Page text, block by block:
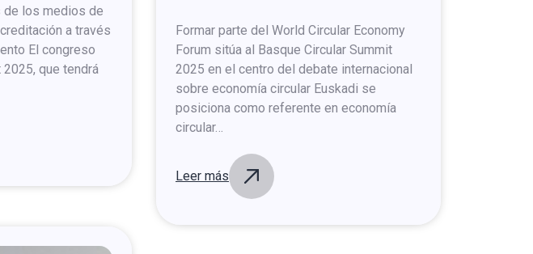
los medios de
a través
El congreso
2025, que tendrá
Formar parte del World Circular Economy
Forum sitúa al Basque Circular Summit
2025 en el centro del debate internacional
sobre economía circular Euskadi se
posiciona como referente en economía
circular…
Leer más